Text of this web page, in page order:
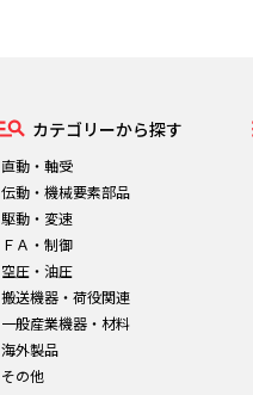
カテゴリーから探す
直動・軸受
伝動・機械要素部品
駆動・変速
ＦＡ・制御
空圧・油圧
搬送機器・荷役関連
一般産業機器・材料
海外製品
その他